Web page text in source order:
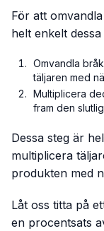
För att
helt enkelt dessa
Omvandla
täljaren med
Multiplicera
fram den
Dessa steg är
multiplicera
produkten med
Låt oss titta på
en procentsats